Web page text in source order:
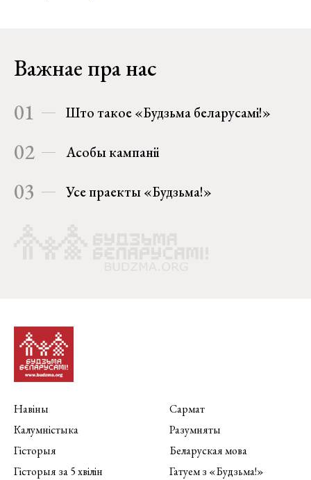
Важнае пра нас
01 Што такое «Будзьма беларусамі!»
02 Асобы кампаніі
03 Усе праекты «Будзьма!»
Навіны
Калумністыка
Гісторыя
Гісторыя за 5 хвілін
Сармат
Разумняты
Беларуская мова
Гатуем з «Будзьма!»